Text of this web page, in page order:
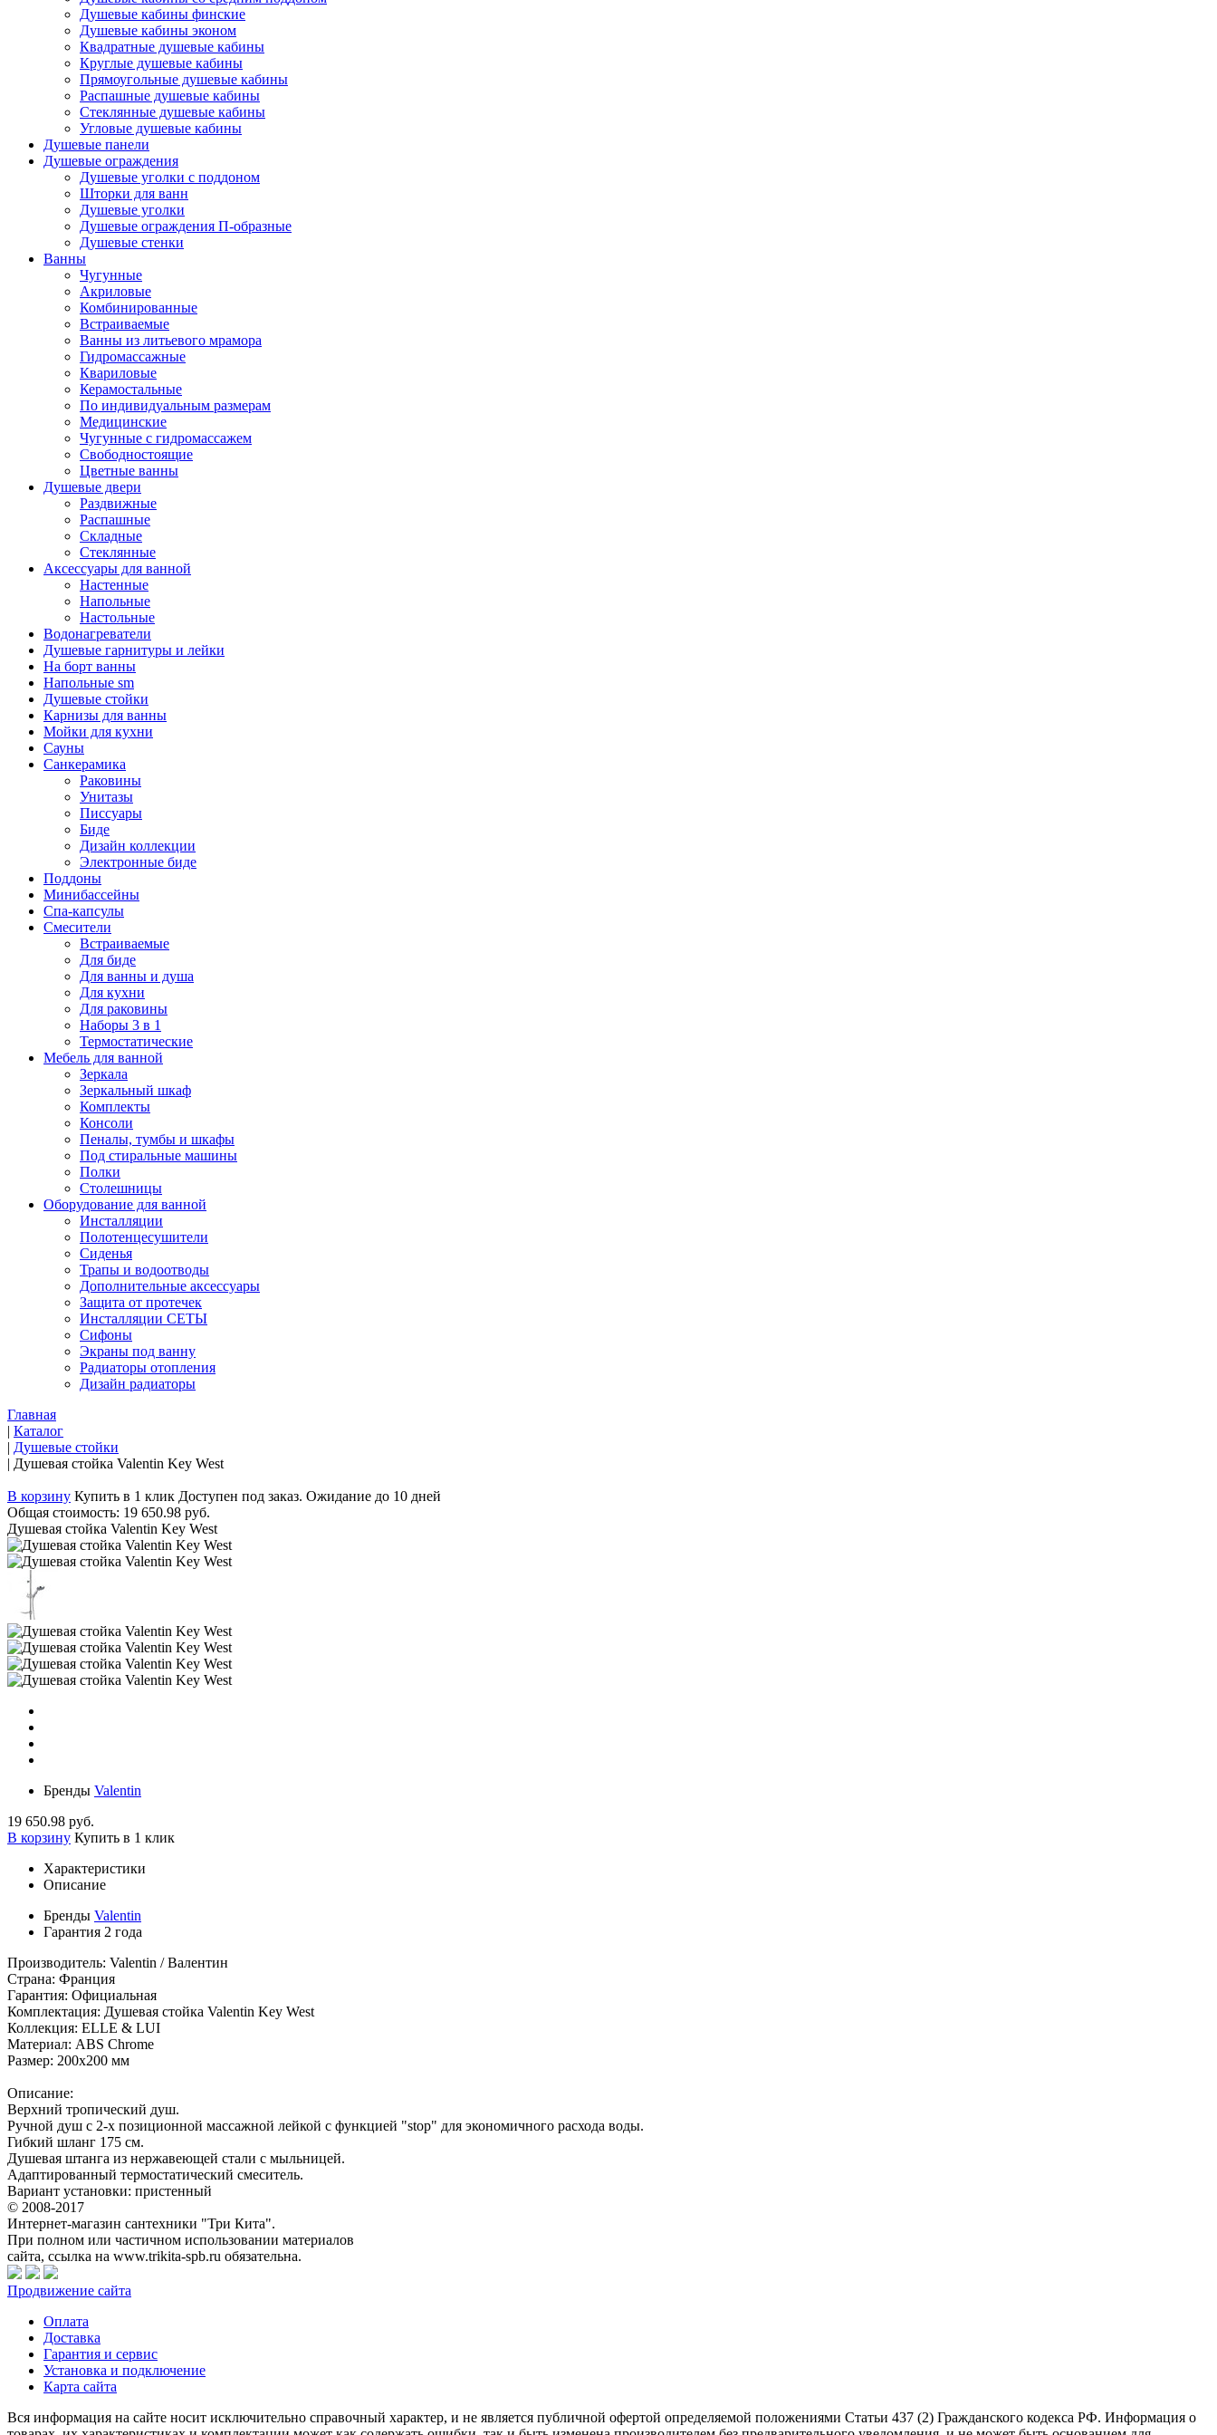
Душевые кабины финские
Душевые кабины эконом
Квадратные душевые кабины
Круглые душевые кабины
Прямоугольные душевые кабины
Распашные душевые кабины
Стеклянные душевые кабины
Угловые душевые кабины
Душевые панели
Душевые ограждения
Душевые уголки с поддоном
Шторки для ванн
Душевые уголки
Душевые ограждения П-образные
Душевые стенки
Ванны
Чугунные
Акриловые
Комбинированные
Встраиваемые
Ванны из литьевого мрамора
Гидромассажные
Квариловые
Керамостальные
По индивидуальным размерам
Медицинские
Чугунные с гидромассажем
Свободностоящие
Цветные ванны
Душевые двери
Раздвижные
Распашные
Складные
Стеклянные
Аксессуары для ванной
Настенные
Напольные
Настольные
Водонагреватели
Душевые гарнитуры и лейки
На борт ванны
Напольные sm
Душевые стойки
Карнизы для ванны
Мойки для кухни
Сауны
Санкерамика
Раковины
Унитазы
Писсуары
Биде
Дизайн коллекции
Электронные биде
Поддоны
Минибассейны
Спа-капсулы
Смесители
Встраиваемые
Для биде
Для ванны и душа
Для кухни
Для раковины
Наборы 3 в 1
Термостатические
Мебель для ванной
Зеркала
Зеркальный шкаф
Комплекты
Консоли
Пеналы, тумбы и шкафы
Под стиральные машины
Полки
Столешницы
Оборудование для ванной
Инсталляции
Полотенцесушители
Сиденья
Трапы и водоотводы
Дополнительные аксессуары
Защита от протечек
Инсталляции СЕТЫ
Сифоны
Экраны под ванну
Радиаторы отопления
Дизайн радиаторы
Главная
| Каталог
| Душевые стойки
| Душевая стойка Valentin Key West
В корзину Купить в 1 клик Доступен под заказ. Ожидание до 10 дней
Общая стоимость: 19 650.98 руб.
Душевая стойка Valentin Key West
Бренды Valentin
19 650.98 руб.
В корзину Купить в 1 клик
Характеристики
Описание
Бренды Valentin
Гарантия 2 года
Производитель: Valentin / Валентин
Страна: Франция
Гарантия: Официальная
Комплектация: Душевая стойка Valentin Key West
Коллекция: ELLE & LUI
Материал: ABS Chrome
Размер: 200х200 мм
Описание:
Верхний тропический душ.
Ручной душ с 2-х позиционной массажной лейкой с функцией "stop" для экономичного расхода воды.
Гибкий шланг 175 см.
Душевая штанга из нержавеющей стали с мыльницей.
Адаптированный термостатический смеситель.
Вариант установки: пристенный
© 2008-2017
Интернет-магазин сантехники "Три Кита".
При полном или частичном использовании материалов
сайта, ссылка на www.trikita-spb.ru обязательна.
Продвижение сайта
Оплата
Доставка
Гарантия и сервис
Установка и подключение
Карта сайта
Вся информация на сайте носит исключительно справочный характер, и не является публичной офертой определяемой положениями Статьи 437 (2) Гражданского кодекса РФ. Информация о